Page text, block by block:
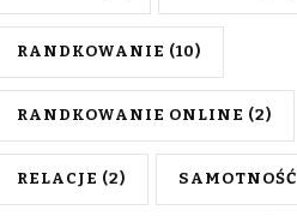
RANDKOWANIE (10)
RANDKOWANIE ONLINE (2)
RELACJE (2) SAMOTNOŚĆ